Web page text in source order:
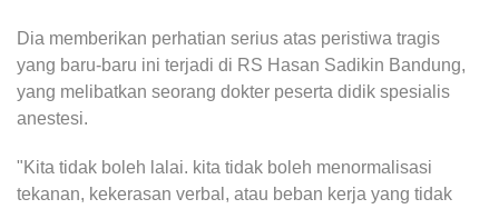
Dia memberikan perhatian serius atas peristiwa tragis
yang baru-baru ini terjadi di RS Hasan Sadikin Bandung,
yang melibatkan seorang dokter peserta didik spesialis
anestesi.
"Kita tidak boleh lalai. kita tidak boleh menormalisasi
tekanan, kekerasan verbal, atau beban kerja yang tidak